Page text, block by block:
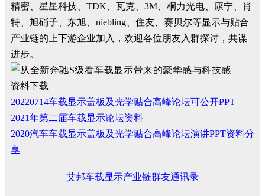
精密、星星科技、TDK、瓦克、3M、桐力光电、康宁、肖
特、旭硝子、东旭、niebling、住友、赛贝尔等显示与贴合
产业链的上下游企业加入，欢迎各位朋友入群探讨，共谋
进步。
资料下载
20220714车载显示盖板及光学贴合高峰论坛可公开PPT
2021年第二届车载显示论坛资料
2020汽车车载显示盖板及光学贴合高峰论坛演讲PPT资料分
享
艾邦车载显示产业链群友通讯录